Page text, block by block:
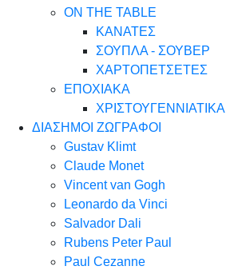
ON THE TABLE
ΚΑΝΑΤΕΣ
ΣΟΥΠΛΑ - ΣΟΥΒΕΡ
ΧΑΡΤΟΠΕΤΣΕΤΕΣ
ΕΠΟΧΙΑΚΑ
ΧΡΙΣΤΟΥΓΕΝΝΙΑΤΙΚΑ
ΔΙΑΣΗΜΟΙ ΖΩΓΡΑΦΟΙ
Gustav Klimt
Claude Monet
Vincent van Gogh
Leonardo da Vinci
Salvador Dali
Rubens Peter Paul
Paul Cezanne